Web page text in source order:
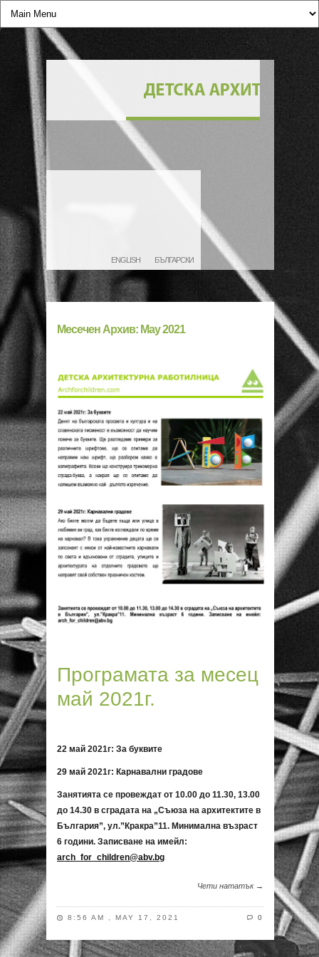
ENGLISH БЪЛГАРСКИ
Месечен Архив: May 2021
Програмата за месец
май 2021г.
22 май 2021г: За буквите
29 май 2021г: Карнавални градове
Занятията се провеждат от 10.00 до 11.30, 13.00
до 14.30 в сградата на „Съюза на архитектите в
България”, ул.”Кракра”11. Минимална възраст
6 години. Записване на имейл:
arch_for_children@abv.bg
Чети нататък →
8:56 AM , MAY 17, 2021 0